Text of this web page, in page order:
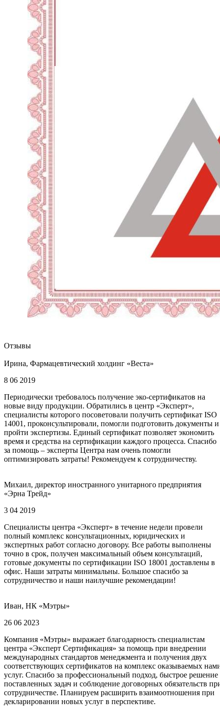
Отзывы
Ирина, Фармацевтический холдинг «Веста»
8 06 2019
Периодически требовалось получение эко-сертификатов на
новые виду продукции. Обратились в центр «Эксперт»,
специалисты которого посоветовали получить сертификат ISO
14001, проконсультировали, помогли подготовить документы и
пройти экспертизы. Единый сертификат позволяет экономить
время и средства на сертификации каждого процесса. Спасибо
за помощь – эксперты Центра нам очень помогли
оптимизировать затраты! Рекомендуем к сотрудничеству.
Михаил, директор иностранного унитарного предприятия
«Эрна Трейд»
3 04 2019
Специалисты центра «Эксперт» в течение недели провели
полный комплекс консультационных, юридических и
экспертных работ согласно договору. Все работы выполнены
точно в срок, получен максимальный объем консультаций,
готовые документы по сертификации ISO 18001 доставлены в
офис. Наши затраты минимальны. Большое спасибо за
сотрудничество и наши наилучшие рекомендации!
Иван, НК «Мэтры»
26 06 2023
Компания «Мэтры» выражает благодарность специалистам
центра «Эксперт Сертификация» за помощь при внедрении
международных стандартов менеджмента и получения двух
соответствующих сертификатов на комплекс оказываемых
услуг. Спасибо за профессиональный подход, быстрое решение
поставленных задач и соблюдение договорных обязательств
сотрудничестве. Планируем расширить взаимоотношения при
декларировании новых услуг в перспективе.